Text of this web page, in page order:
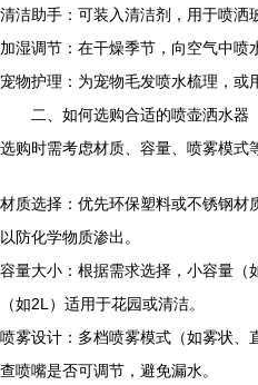
清洁助手：可装入清洁剂，用于喷洒
加湿调节：在干燥季节，向空气中喷
宠物护理：为宠物毛发喷水梳理，或
二、如何选购合适的喷壶洒水器
选购时需考虑材质、容量、喷雾模式
材质选择：优先环保塑料或不锈钢材
以防化学物质渗出。
容量大小：根据需求选择，小容量（
（如2L）适用于花园或清洁。
喷雾设计：多档喷雾模式（如雾状、
查喷嘴是否可调节，避免漏水。